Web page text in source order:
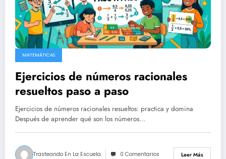
MATEMÁTICAS
Ejercicios de números racionales
resueltos paso a paso
Ejercicios de números racionales resueltos: practica y domina
Después de aprender qué son los números…
Trasteando En La Escuela 0 Comentarios Leer Más